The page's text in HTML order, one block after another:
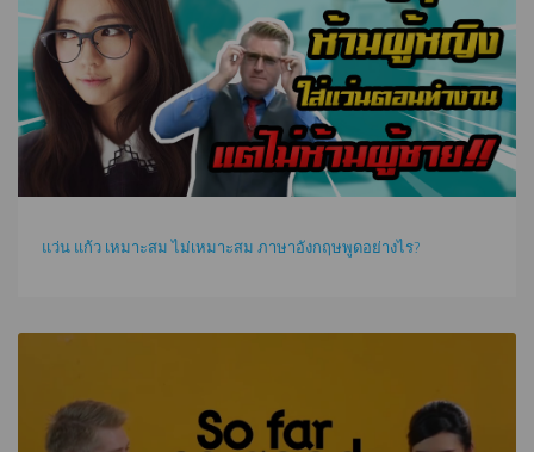
แว่น แก้ว เหมาะสม ไม่เหมาะสม ภาษาอังกฤษพูดอย่างไร?